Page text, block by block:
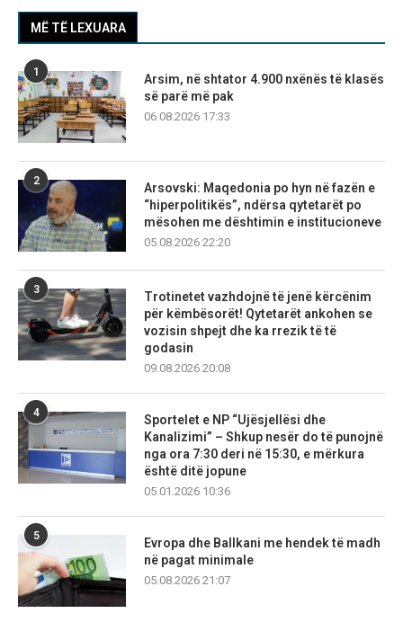
MË TË LEXUARA
1
Arsim, në shtator 4.900 nxënës të klasës
së parë më pak
06.08.2026 17:33
2
Arsovski: Maqedonia po hyn në fazën e
“hiperpolitikës”, ndërsa qytetarët po
mësohen me dështimin e institucioneve
05.08.2026 22:20
3
Trotinetet vazhdojnë të jenë kërcënim
për këmbësorët! Qytetarët ankohen se
vozisin shpejt dhe ka rrezik të të
godasin
09.08.2026 20:08
4
Sportelet e NP “Ujësjellësi dhe
Kanalizimi” – Shkup nesër do të punojnë
nga ora 7:30 deri në 15:30, e mërkura
është ditë jopune
05.01.2026 10:36
5
Evropa dhe Ballkani me hendek të madh
në pagat minimale
05.08.2026 21:07